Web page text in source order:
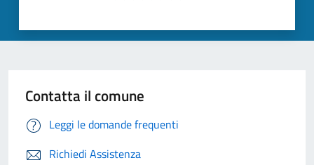
Contatta il comune
Leggi le domande frequenti
Richiedi Assistenza